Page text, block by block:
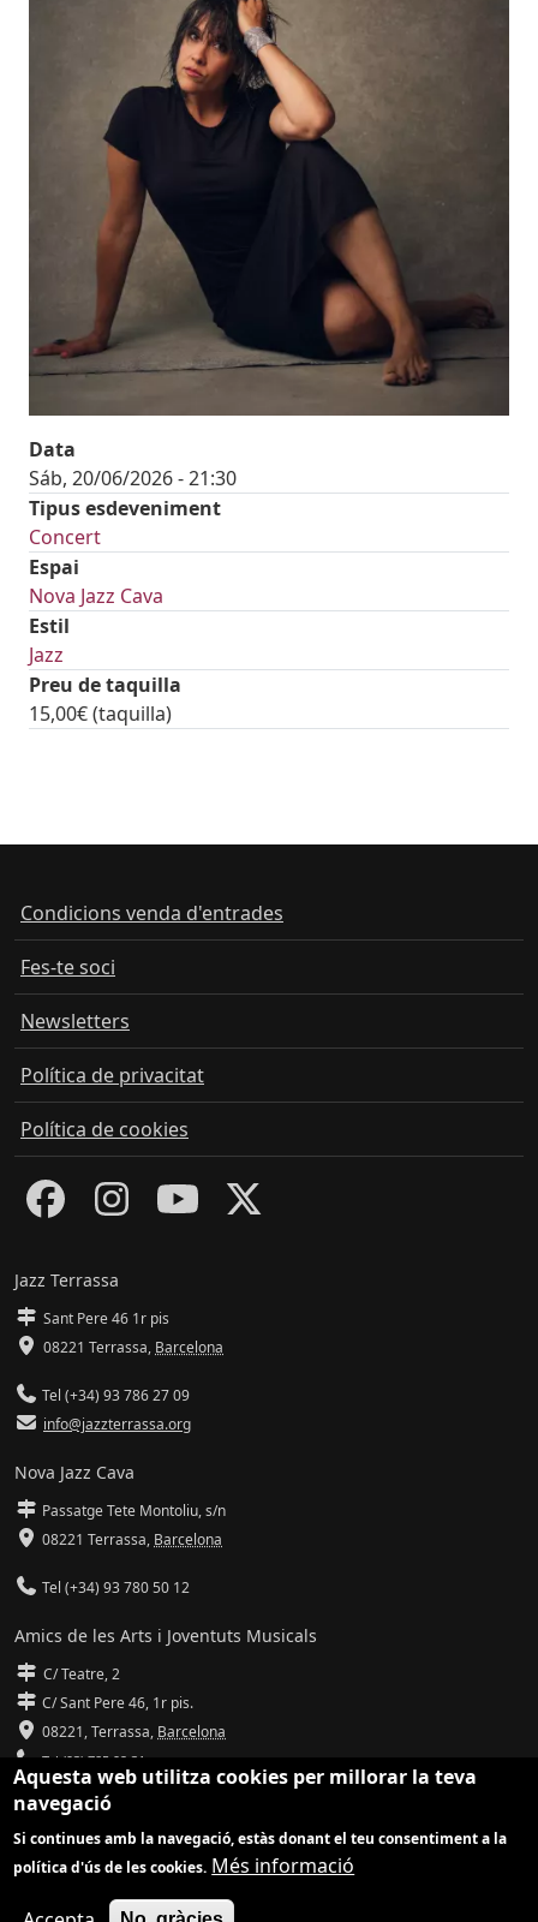
Data
Sáb, 20/06/2026 - 21:30
Tipus esdeveniment
Concert
Espai
Nova Jazz Cava
Estil
Jazz
Preu de taquilla
15,00€ (taquilla)
Condicions venda d'entrades
Fes-te soci
Newsletters
Política de privacitat
Política de cookies
Jazz Terrassa
Sant Pere 46 1r pis
08221 Terrassa, Barcelona
Tel (+34) 93 786 27 09
info@jazzterrassa.org
Nova Jazz Cava
Passatge Tete Montoliu, s/n
08221 Terrassa, Barcelona
Tel (+34) 93 780 50 12
Amics de les Arts i Joventuts Musicals
C/ Teatre, 2
C/ Sant Pere 46, 1r pis.
08221,Terrassa, Barcelona
Tel (93) 785 92 31
info@amicsdelesarts-jjmm.cat
www.amicsdelesarts-jjmm.cat
Adaptació de
Aquesta web utilitza cookies per millorar la teva
navegació
Si continues amb la navegació, estàs donant el teu consentiment a la
política d'ús de les cookies. Més informació